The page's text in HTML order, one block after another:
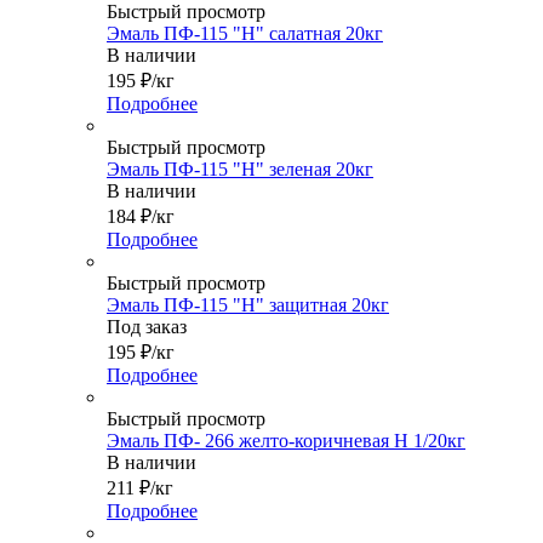
Быстрый просмотр
Эмаль ПФ-115 "Н" салатная 20кг
В наличии
195 ₽/кг
Подробнее
Быстрый просмотр
Эмаль ПФ-115 "Н" зеленая 20кг
В наличии
184 ₽/кг
Подробнее
Быстрый просмотр
Эмаль ПФ-115 "Н" защитная 20кг
Под заказ
195 ₽/кг
Подробнее
Быстрый просмотр
Эмаль ПФ- 266 желто-коричневая Н 1/20кг
В наличии
211 ₽/кг
Подробнее